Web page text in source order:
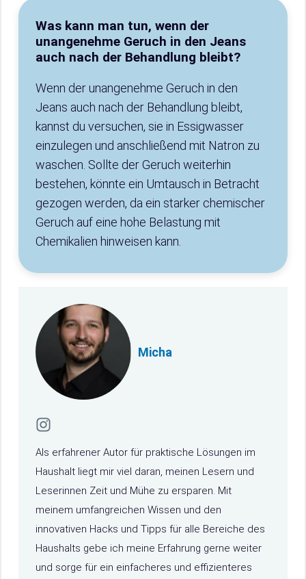
Was kann man tun, wenn der
unangenehme Geruch in den Jeans
auch nach der Behandlung bleibt?
Wenn der unangenehme Geruch in den
Jeans auch nach der Behandlung bleibt,
kannst du versuchen, sie in Essigwasser
einzulegen und anschließend mit Natron zu
waschen. Sollte der Geruch weiterhin
bestehen, könnte ein Umtausch in Betracht
gezogen werden, da ein starker chemischer
Geruch auf eine hohe Belastung mit
Chemikalien hinweisen kann.
Micha
Als erfahrener Autor für praktische Lösungen im
Haushalt liegt mir viel daran, meinen Lesern und
Leserinnen Zeit und Mühe zu ersparen. Mit
meinem umfangreichen Wissen und den
innovativen Hacks und Tipps für alle Bereiche des
Haushalts gebe ich meine Erfahrung gerne weiter
und sorge für ein einfacheres und effizienteres